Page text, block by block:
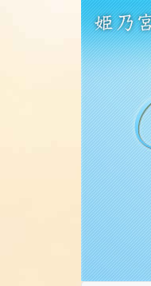
姫乃宮亜美
グレースファ